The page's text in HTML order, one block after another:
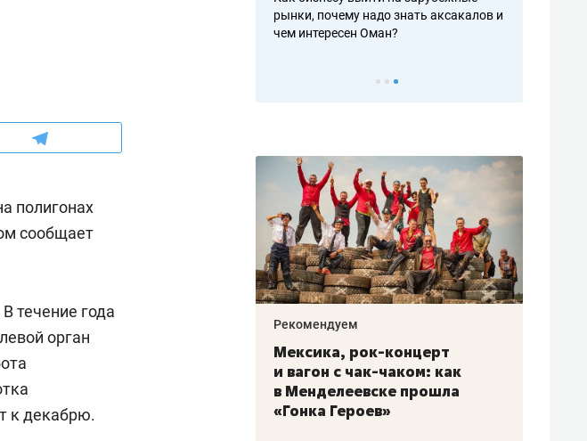
полигонах
сообщает
течение года
орган
к декабрю.
рынки, почему надо знать аксакалов и
чем интересен Оман?
Опыт выживания в дикой
природе, работа
с ментальным и физическим
состоянием как основа
антихрупких команд
Рекомендуем
Мексика, рок-концерт
и вагон с чак-чаком: как
в Менделеевске прошла
«Гонка Героев»